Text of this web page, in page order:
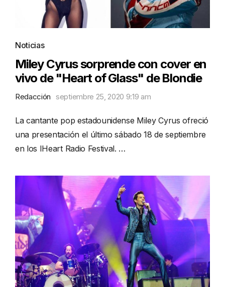
Noticias
Miley Cyrus sorprende con cover en
vivo de "Heart of Glass" de Blondie
Redacción septiembre 25, 2020 9:19 am
La cantante pop estadounidense Miley Cyrus ofreció
una presentación el último sábado 18 de septiembre
en los IHeart Radio Festival. …